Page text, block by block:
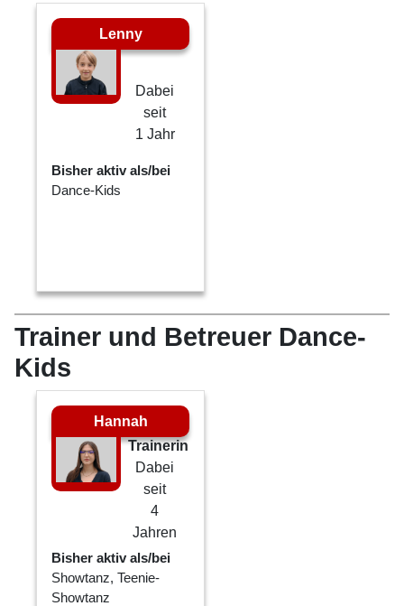
Lenny
Dabei
seit
1 Jahr
Bisher aktiv als/bei
Dance-Kids
Trainer und Betreuer Dance-
Kids
Hannah
Trainerin
Dabei
seit
4
Jahren
Bisher aktiv als/bei
Showtanz, Teenie-
Showtanz